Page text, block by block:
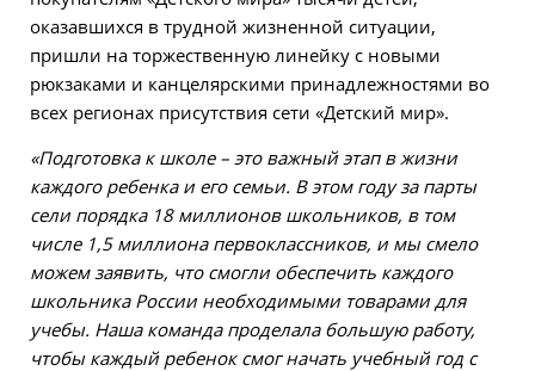
оказавшихся в трудной жизненной ситуации,
пришли на торжественную линейку с новыми
рюкзаками и канцелярскими принадлежностями во
всех регионах присутствия сети «Детский мир».
«Подготовка к школе – это важный этап в жизни
каждого ребенка и его семьи. В этом году за парты
сели порядка 18 миллионов школьников, в том
числе 1,5 миллиона первоклассников, и мы смело
можем заявить, что смогли обеспечить каждого
школьника России необходимыми товарами для
учебы. Наша команда проделала большую работу,
чтобы каждый ребенок смог начать учебный год с